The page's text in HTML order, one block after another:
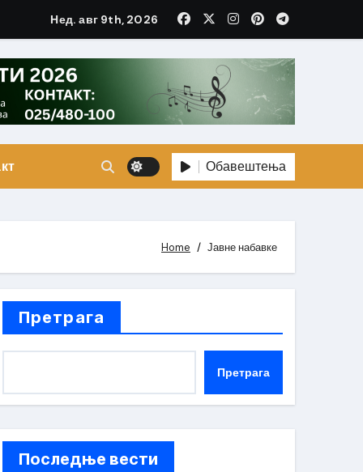
Нед. авг 9th, 2026
Обавештења
Home Јавне набавке
Претрага
Претрага
Последње вести